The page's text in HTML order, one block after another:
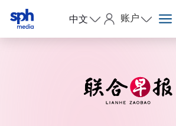
中文 账户